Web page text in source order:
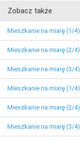
Zobacz także
Mieszkanie na miarę (1/4)
Mieszkanie na miarę (2/4)
Mieszkanie na miarę (3/4)
Mieszkanie na miarę (1/4)
Mieszkanie na miarę (2/4)
Mieszkanie na miarę (3/4)